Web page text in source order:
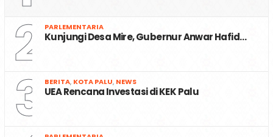
2 PARLEMENTARIA
Kunjungi Desa Mire, Gubernur Anwar Hafid…
3 BERITA, KOTA PALU, NEWS
UEA Rencana Investasi di KEK Palu